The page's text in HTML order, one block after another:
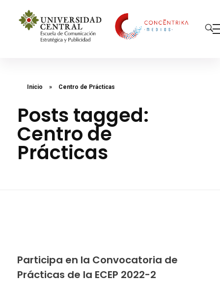
Inicio » Centro de Prácticas
Posts tagged:
Centro de
Prácticas
Participa en la Convocatoria de
Prácticas de la ECEP 2022-2